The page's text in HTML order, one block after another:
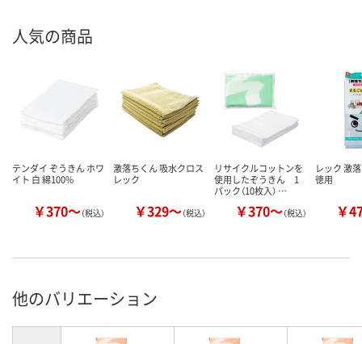
人気の商品
テンダイ ぞうきん ホワ
イト 白 綿100%
￥370～（税込）
激落ちくん 吸水クロス
レック
￥329～（税込）
リサイクルコットンを
使用したぞうきん 1
パック（10枚入） …
￥370～（税込）
レック 激
徳用
￥
他のバリエーション